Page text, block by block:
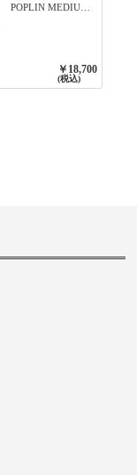
POPLIN MEDIUM
3800NAVY BASE
￥18,700
(税込)